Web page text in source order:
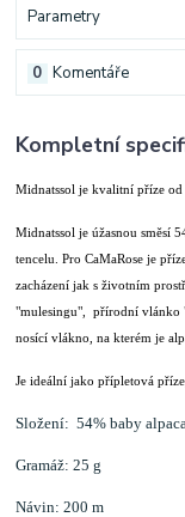
Parametry
Komentáře
0
Kompletní
Midnatssol je kvalitní příze od
Midnatssol je úžasnou směsí
tencelu. Pro CaMaRose je
zacházení jak s životním
"mulesingu", přírodní vlánko
nosící vlákno, na kterém je
Je ideální jako přípletová
Složení: 54% baby
Gramáž: 25 g
Návin: 200 m